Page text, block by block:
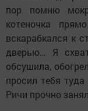
пор помню
котеночка
вскарабкался к
дверью… Я
обсушила,
просил тебя
Ричи прочно